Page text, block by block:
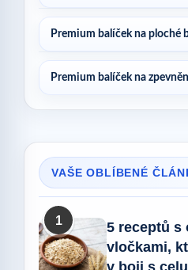
Premium balíček na ploché
Premium balíček na
VAŠE OBLÍBENÉ
1
5 receptů s
vločkami,